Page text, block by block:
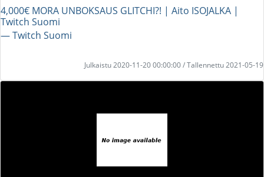
4,000€ MORA UNBOKSAUS GLITCHI?! | Aito ISOJALKA |
Twitch Suomi
― Twitch Suomi
Julkaistu 2020-11-20 00:00:00 / Tallennettu 2021-05-19